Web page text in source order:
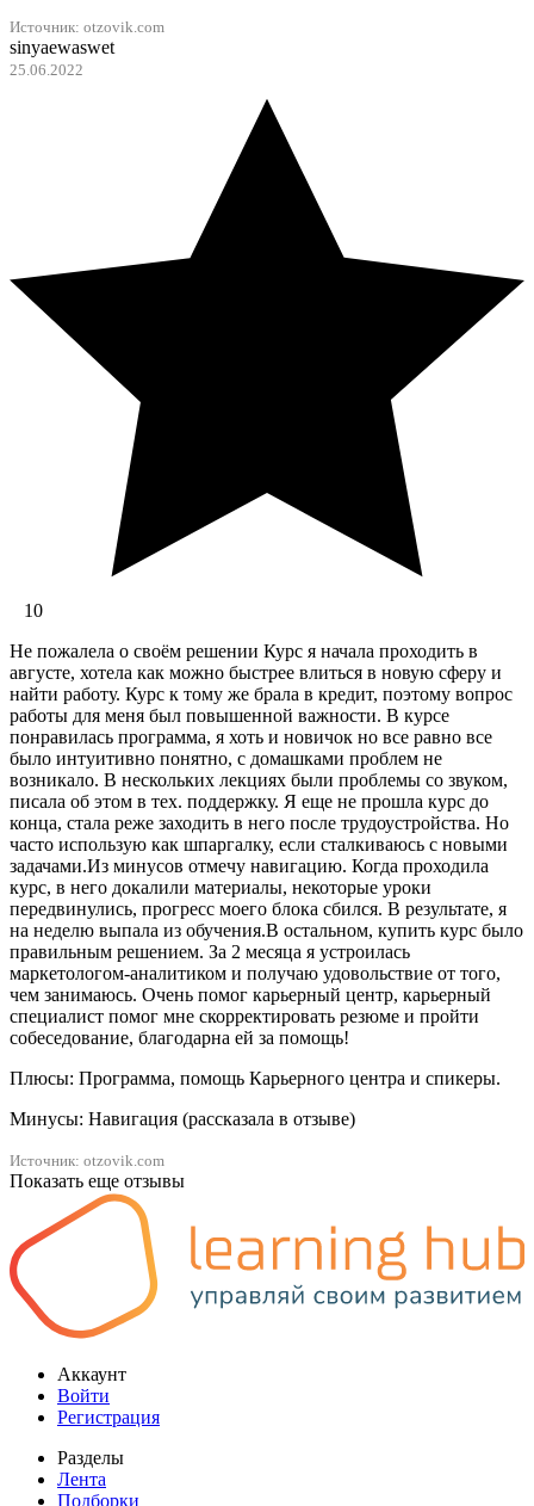
Источник: otzovik.com
sinyaewaswet
25.06.2022
10
Не пожалела о своём решении Курс я начала проходить в
августе, хотела как можно быстрее влиться в новую сферу и
найти работу. Курс к тому же брала в кредит, поэтому вопрос
работы для меня был повышенной важности. В курсе
понравилась программа, я хоть и новичок но все равно все
было интуитивно понятно, с домашками проблем не
возникало. В нескольких лекциях были проблемы со звуком,
писала об этом в тех. поддержку. Я еще не прошла курс до
конца, стала реже заходить в него после трудоустройства. Но
часто использую как шпаргалку, если сталкиваюсь с новыми
задачами.Из минусов отмечу навигацию. Когда проходила
курс, в него докалили материалы, некоторые уроки
передвинулись, прогресс моего блока сбился. В результате, я
на неделю выпала из обучения.В остальном, купить курс было
правильным решением. За 2 месяца я устроилась
маркетологом-аналитиком и получаю удовольствие от того,
чем занимаюсь. Очень помог карьерный центр, карьерный
специалист помог мне скорректировать резюме и пройти
собеседование, благодарна ей за помощь!
Плюсы: Программа, помощь Карьерного центра и спикеры.
Минусы: Навигация (рассказала в отзыве)
Источник: otzovik.com
Показать еще отзывы
Аккаунт
Войти
Регистрация
Разделы
Лента
Подборки